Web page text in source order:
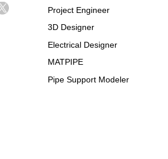
Project Engineer
3D Designer
Electrical Designer
MATPIPE
Pipe Support Modeler